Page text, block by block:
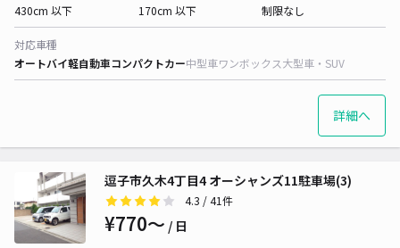
430cm 以下
170cm 以下
制限なし
対応車種
オートバイ軽自動車コンパクトカー中型車ワンボックス大型車・SUV
詳細へ
逗子市久木4丁目4 オーシャンズ11駐車場(3)
4.3 / 41件
¥770〜 / 日